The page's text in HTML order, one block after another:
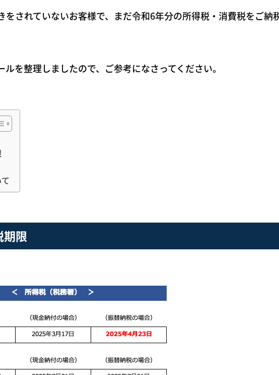
されていないお客様で、まだ令和6年分の所得税・消費税をご納
を整理しましたので、ご参考になさってください。
期限